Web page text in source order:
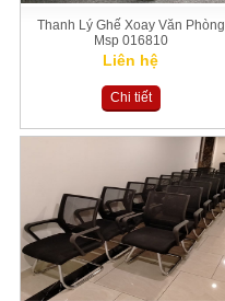
Thanh Lý Ghế Xoay Văn Phòng
Msp 016810
Liên hệ
Chi tiết